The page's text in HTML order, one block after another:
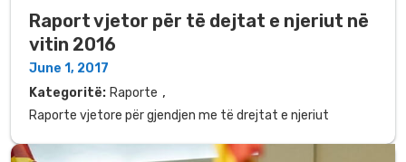
Raport vjetor për të dejtat e njeriut në
vitin 2016
June 1, 2017
Kategoritë: Raporte ,
Raporte vjetore për gjendjen me të drejtat e njeriut